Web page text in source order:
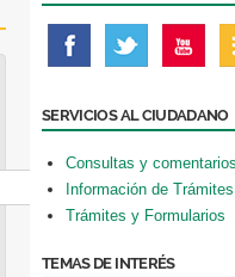
SERVICIOS AL CIUDADANO
Consultas y comentarios
Información de Trámites
Trámites y Formularios
TEMAS DE INTERÉS